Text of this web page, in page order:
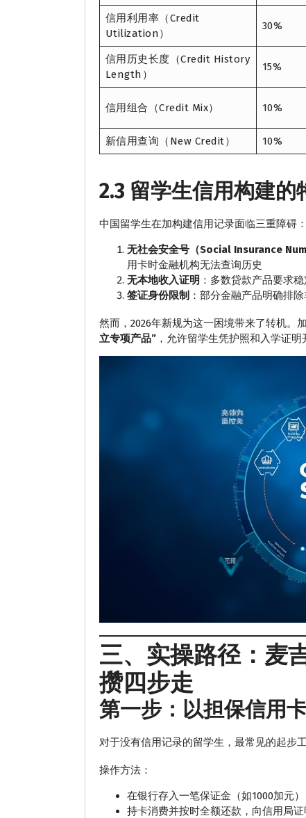
信用利用率（Credit
Utilization）
30%
信用历史长度（Credit History
Length）
15%
信用组合（Credit Mix） 10%
新信用查询（New Credit） 10%
2.3 留学生信用构建的
中国留学生在加构建信用记录面临三重障碍：
无社会安全号（Social Insurance
用卡时金融机构无法查询历史
无本地收入证明 ：多数贷款产品要求
签证身份限制 ：部分金融产品明确排
然而，2026年新规为这一困境带来了转机。
立专项产品” ，允许留学生凭护照和入学证
三、实操路径：麦
攒四步走
第一步：以担保信用
对于没有信用记录的留学生，最常见的起步
操作方法：
在银行存入一笔保证金（如1000加元
持卡消费并按时全额还款，向信用局证